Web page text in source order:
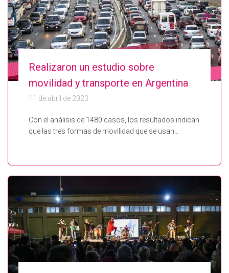
Realizaron un estudio sobre
movilidad y transporte en Argentina
11 de abril de 2023
Con el análisis de 1480 casos, los resultados indican
que las tres formas de movilidad que se usan…